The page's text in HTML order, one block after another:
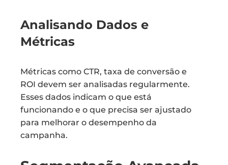
Analisando Dados e
Métricas
Métricas como CTR, taxa de conversão e
ROI devem ser analisadas regularmente.
Esses dados indicam o que está
funcionando e o que precisa ser ajustado
para melhorar o desempenho da
campanha.